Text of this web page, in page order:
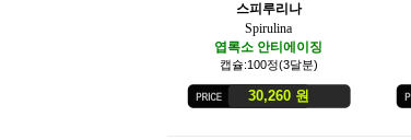
스피루리나
Spirulina
엽록소 안티에이징
캡슐:100정(3달분)
30,260 원